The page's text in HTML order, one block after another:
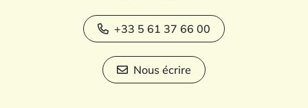
+33 5 61 37 66 00
Nous écrire